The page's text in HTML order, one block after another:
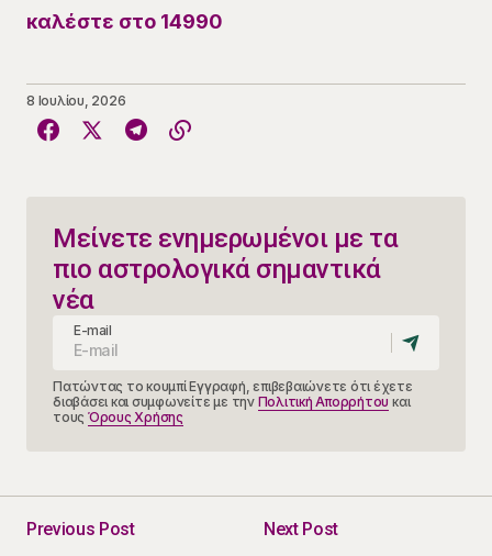
καλέστε στο 14990
8 Ιουλίου, 2026
Μείνετε ενημερωμένοι με τα
πιο αστρολογικά σημαντικά
νέα
E-mail
Πατώντας το κουμπί Εγγραφή, επιβεβαιώνετε ότι έχετε
διαβάσει και συμφωνείτε με την Πολιτική Απορρήτου και
τους Όρους Χρήσης
Previous Post
Next Post